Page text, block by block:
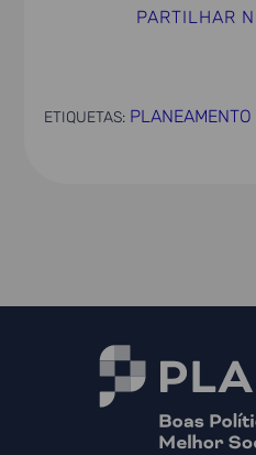
PARTILHAR
ETIQUETAS: PLANEAMENTO